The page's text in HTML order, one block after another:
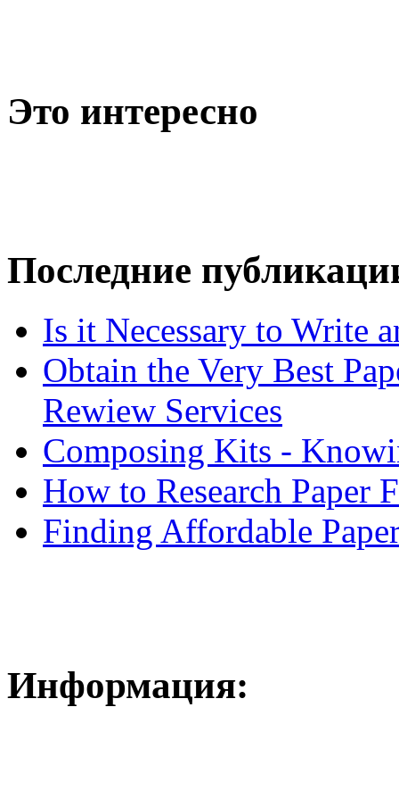
Это интересно
Последние
Is it Necessary to Write
Obtain the Very Best
Rewiew Services
Composing Kits -
How to Research Paper
Finding Affordable
Информация: